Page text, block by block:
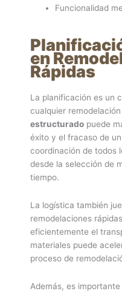
Funcionalidad
en
Rápidas
La planificación es un
cualquier
estructurado puede
éxito y el fracaso de
coordinación de todos
desde la selección de
tiempo.
La logística también
remodelaciones
eficientemente el
materiales puede
proceso de
Además, es